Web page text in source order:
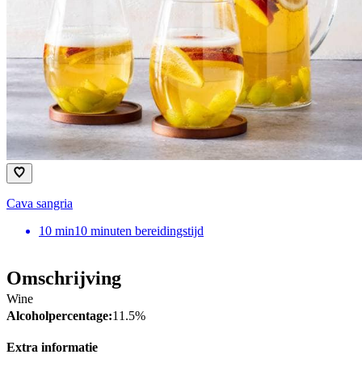
Cava sangria
10 min10 minuten bereidingstijd
Omschrijving
Wine
Alcoholpercentage:11.5%
Extra informatie